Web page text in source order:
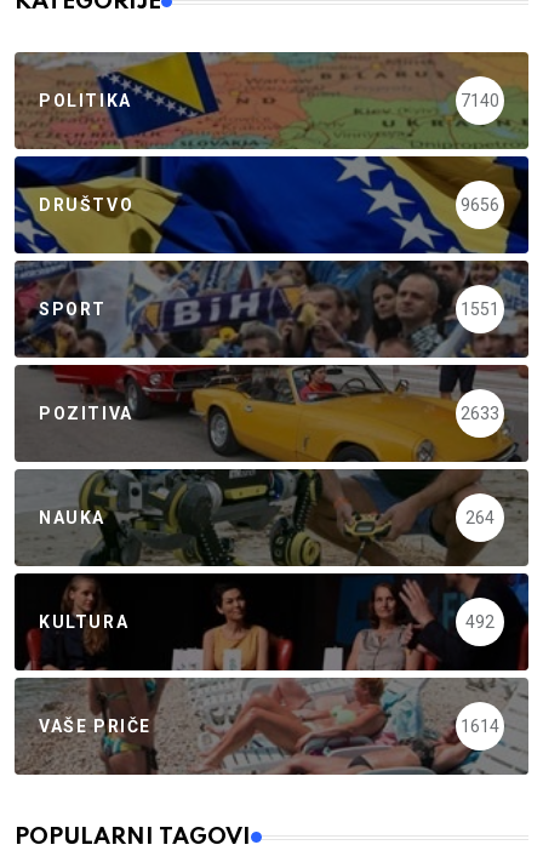
POLITIKA 7140
DRUŠTVO 9656
SPORT 1551
POZITIVA 2633
NAUKA 264
KULTURA 492
VAŠE PRIČE 1614
POPULARNI TAGOVI